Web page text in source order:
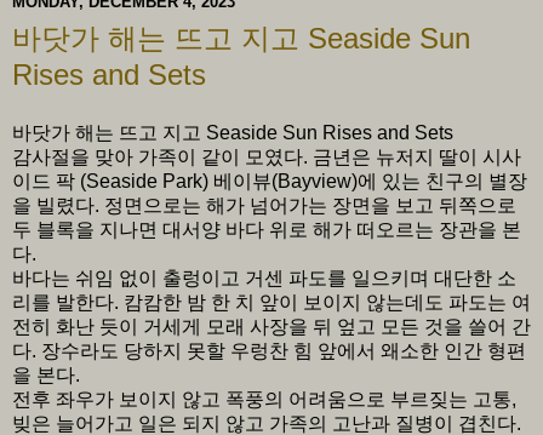
바닷가 해는 뜨고 지고 Seaside Sun
Rises and Sets
바닷가 해는 뜨고 지고 Seaside Sun Rises and Sets
감사절을 맞아 가족이 같이 모였다. 금년은 뉴저지 딸이 시사
이드 팍 (Seaside Park) 베이뷰(Bayview)에 있는 친구의 별장
을 빌렸다. 정면으로는 해가 넘어가는 장면을 보고 뒤쪽으로
두 블록을 지나면 대서양 바다 위로 해가 떠오르는 장관을 본
다.
바다는 쉬임 없이 출렁이고 거센 파도를 일으키며 대단한 소
리를 발한다. 캄캄한 밤 한 치 앞이 보이지 않는데도 파도는 여
전히 화난 듯이 거세게 모래 사장을 뒤 엎고 모든 것을 쓸어 간
다. 장수라도 당하지 못할 우렁찬 힘 앞에서 왜소한 인간 형편
을 본다.
전후 좌우가 보이지 않고 폭풍의 어려움으로 부르짖는 고통,
빚은 늘어가고 일은 되지 않고 가족의 고난과 질병이 겹친다.